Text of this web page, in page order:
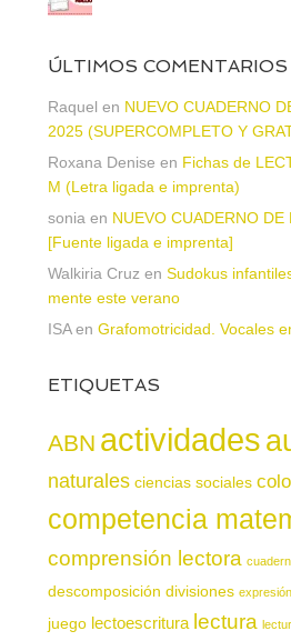
ÚLTIMOS COMENTARIOS
Raquel en NUEVO CUADERNO
2025 (SUPERCOMPLETO Y
Roxana Denise en Fichas de
M (Letra ligada e imprenta)
sonia en NUEVO CUADERNO DE
[Fuente ligada e imprenta]
Walkiria Cruz en Sudokus
mente este verano
ISAen Grafomotricidad. Vocales
ETIQUETAS
ABN actividades
naturales ciencias sociales
competencia
comprensión lectora
descomposición divisiones
juego lectoescritura lectura